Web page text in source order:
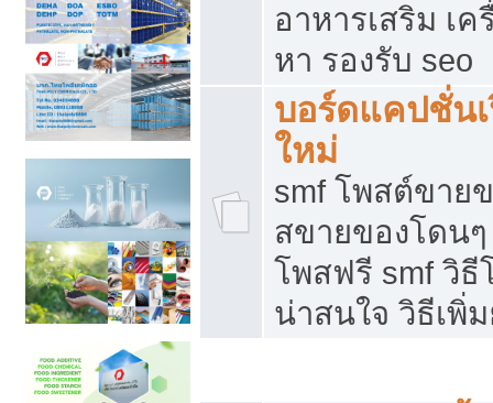
อาหารเสริม เ
หา รองรับ seo
บอร์ดแคปชั่น
ใหม่
smf โพสต์ขาย
สขายของโดน
โพสฟรี smf วิธี
น่าสนใจ วิธีเพิ่